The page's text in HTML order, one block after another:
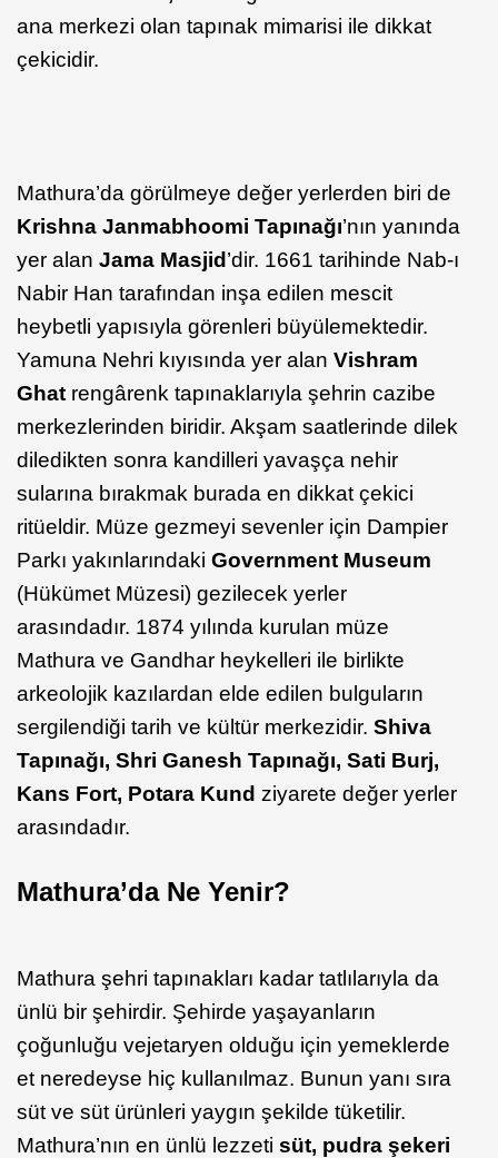
ana merkezi olan tapınak mimarisi ile dikkat
çekicidir.
Mathura’da görülmeye değer yerlerden biri de
Krishna Janmabhoomi Tapınağı’nın yanında
yer alan Jama Masjid ’dir. 1661 tarihinde Nab-ı
Nabir Han tarafından inşa edilen mescit
heybetli yapısıyla görenleri büyülemektedir.
Yamuna Nehri kıyısında yer alan Vishram
Ghat rengârenk tapınaklarıyla şehrin cazibe
merkezlerinden biridir. Akşam saatlerinde dilek
diledikten sonra kandilleri yavaşça nehir
sularına bırakmak burada en dikkat çekici
ritüeldir. Müze gezmeyi sevenler için Dampier
Parkı yakınlarındaki Government Museum
(Hükümet Müzesi) gezilecek yerler
arasındadır. 1874 yılında kurulan müze
Mathura ve Gandhar heykelleri ile birlikte
arkeolojik kazılardan elde edilen bulguların
sergilendiği tarih ve kültür merkezidir. Shiva
Tapınağı, Shri Ganesh Tapınağı, Sati Burj,
Kans Fort, Potara Kund ziyarete değer yerler
arasındadır.
Mathura’da Ne Yenir?
Mathura şehri tapınakları kadar tatlılarıyla da
ünlü bir şehirdir. Şehirde yaşayanların
çoğunluğu vejetaryen olduğu için yemeklerde
et neredeyse hiç kullanılmaz. Bunun yanı sıra
süt ve süt ürünleri yaygın şekilde tüketilir.
Mathura’nın en ünlü lezzeti süt, pudra şekeri